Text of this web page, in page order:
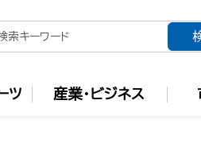
ツ 産業・ビジネス